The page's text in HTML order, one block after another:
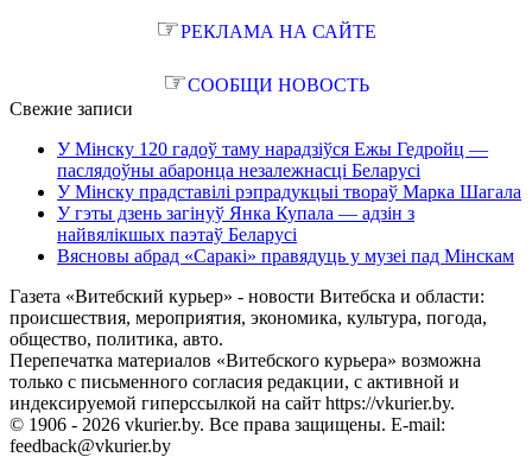
☞РЕКЛАМА НА САЙТЕ
☞СООБЩИ НОВОСТЬ
Свежие записи
У Мінску 120 гадоў таму нарадзіўся Ежы Гедройц —
паслядоўны абаронца незалежнасці Беларусі
У Мінску прадставілі рэпрадукцыі твораў Марка Шагала
У гэты дзень загінуў Янка Купала — адзін з
найвялікшых паэтаў Беларусі
Вясновы абрад «Саракі» правядуць у музеі пад Мінскам
Газета «Витебский курьер» - новости Витебска и области:
происшествия, мероприятия, экономика, культура, погода,
общество, политика, авто.
Перепечатка материалов «Витебского курьера» возможна
только с письменного согласия редакции, с активной и
индексируемой гиперссылкой на сайт https://vkurier.by.
© 1906 - 2026 vkurier.by. Все права защищены. E-mail:
feedback@vkurier.by